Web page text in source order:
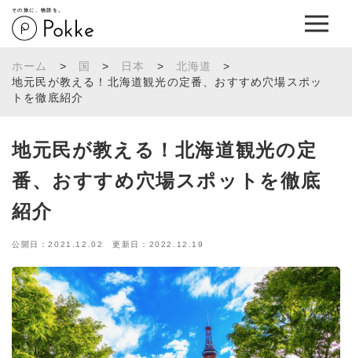
その旅に、物語を。
ホーム > 国 > 日本 > 北海道
>
地元民が教える！北海道観光の定番、おすすめ穴場スポッ
トを徹底紹介
地元民が教える！北海道観光の定
番、おすすめ穴場スポットを徹底
紹介
公開日：2021.12.02 更新日：2022.12.19